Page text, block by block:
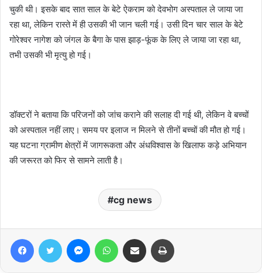
चुकी थी। इसके बाद सात साल के बेटे ऐकराम को देवभोग अस्पताल ले जाया जा
रहा था, लेकिन रास्ते में ही उसकी भी जान चली गई। उसी दिन चार साल के बेटे
गोरेश्वर नागेश को जंगल के बैगा के पास झाड़-फूंक के लिए ले जाया जा रहा था,
तभी उसकी भी मृत्यु हो गई।
डॉक्टरों ने बताया कि परिजनों को जांच कराने की सलाह दी गई थी, लेकिन वे बच्चों
को अस्पताल नहीं लाए। समय पर इलाज न मिलने से तीनों बच्चों की मौत हो गई।
यह घटना ग्रामीण क्षेत्रों में जागरूकता और अंधविश्वास के खिलाफ कड़े अभियान
की जरूरत को फिर से सामने लाती है।
cg news
FacebookTwitter MessengerWhatsAppShare via Email